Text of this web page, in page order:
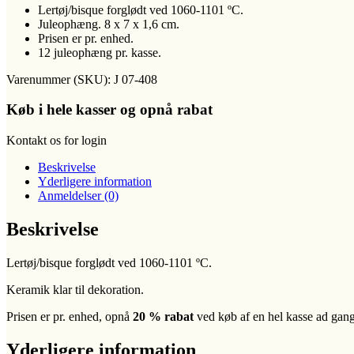
Lertøj/bisque forglødt ved 1060-1101 ºC.
Juleophæng. 8 x 7 x 1,6 cm.
Prisen er pr. enhed.
12 juleophæng pr. kasse.
Varenummer (SKU): J 07-408
Køb i hele kasser og opnå rabat
Kontakt os for login
Beskrivelse
Yderligere information
Anmeldelser (0)
Beskrivelse
Lertøj/bisque forglødt ved 1060-1101 ºC.
Keramik klar til dekoration.
Prisen er pr. enhed, opnå 20 % rabat ved køb af en hel kasse ad
Yderligere information